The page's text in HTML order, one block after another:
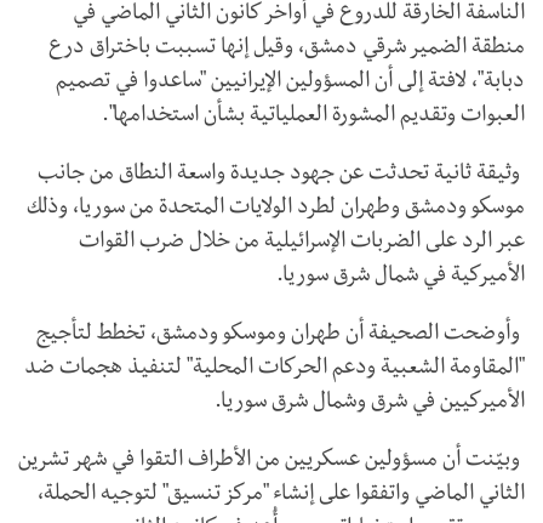
الناسفة الخارقة للدروع في أواخر كانون الثاني الماضي في
منطقة الضمير شرقي دمشق، وقيل إنها تسببت باختراق درع
دبابة"، لافتة إلى أن المسؤولين الإيرانيين "ساعدوا في تصميم
العبوات وتقديم المشورة العملياتية بشأن استخدامها".
وثيقة ثانية تحدثت عن جهود جديدة واسعة النطاق من جانب
موسكو ودمشق وطهران لطرد الولايات المتحدة من سوريا، وذلك
عبر الرد على الضربات الإسرائيلية من خلال ضرب القوات
الأميركية في شمال شرق سوريا.
وأوضحت الصحيفة أن طهران وموسكو ودمشق، تخطط لتأجيج
"المقاومة الشعبية ودعم الحركات المحلية" لتنفيذ هجمات ضد
الأميركيين في شرق وشمال شرق سوريا.
وبيّنت أن مسؤولين عسكريين من الأطراف التقوا في شهر تشرين
الثاني الماضي واتفقوا على إنشاء "مركز تنسيق" لتوجيه الحملة،